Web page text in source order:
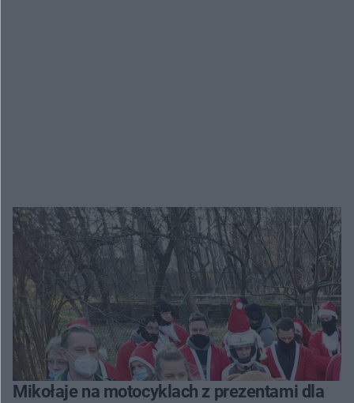
Mikołaje na motocyklach z prezentami dla